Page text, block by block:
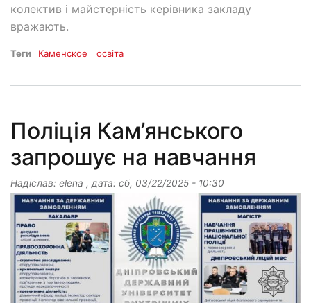
колектив і майстерність керівника закладу
вражають.
Теги Каменское освіта
Поліція Кам’янського
запрошує на навчання
Надіслав: elena , дата: сб, 03/22/2025 - 10:30